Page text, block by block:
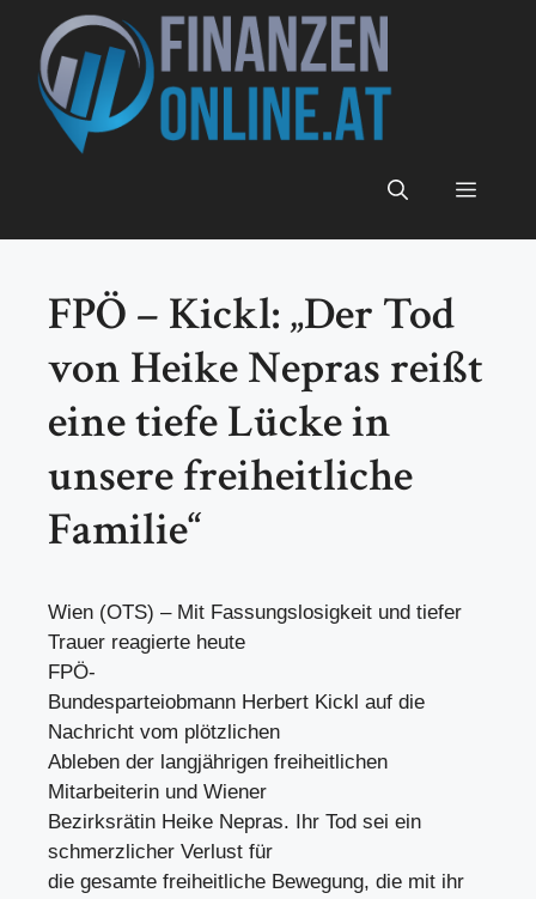
Inhalt
springen
Menü
FPÖ – Kickl: „Der Tod
von Heike Nepras reißt
eine tiefe Lücke in
unsere freiheitliche
Familie“
Wien (OTS) – Mit Fassungslosigkeit und tiefer
Trauer reagierte heute
FPÖ-
Bundesparteiobmann Herbert Kickl auf die
Nachricht vom plötzlichen
Ableben der langjährigen freiheitlichen
Mitarbeiterin und Wiener
Bezirksrätin Heike Nepras. Ihr Tod sei ein
schmerzlicher Verlust für
die gesamte freiheitliche Bewegung, die mit ihr